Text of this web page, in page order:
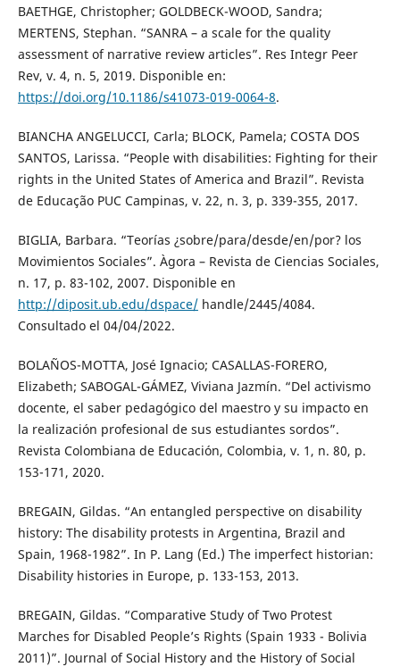
BAETHGE, Christopher; GOLDBECK-WOOD, Sandra;
MERTENS, Stephan. “SANRA – a scale for the quality
assessment of narrative review articles”. Res Integr Peer
Rev, v. 4, n. 5, 2019. Disponible en:
https://doi.org/10.1186/s41073-019-0064-8.
BIANCHA ANGELUCCI, Carla; BLOCK, Pamela; COSTA DOS
SANTOS, Larissa. “People with disabilities: Fighting for their
rights in the United States of America and Brazil”. Revista
de Educação PUC Campinas, v. 22, n. 3, p. 339-355, 2017.
BIGLIA, Barbara. “Teorías ¿sobre/para/desde/en/por? los
Movimientos Sociales”. Àgora – Revista de Ciencias Sociales,
n. 17, p. 83-102, 2007. Disponible en
http://diposit.ub.edu/dspace/handle/2445/4084.
Consultado el 04/04/2022.
BOLAÑOS-MOTTA, José Ignacio; CASALLAS-FORERO,
Elizabeth; SABOGAL-GÁMEZ, Viviana Jazmín. “Del activismo
docente, el saber pedagógico del maestro y su impacto en
la realización profesional de sus estudiantes sordos”.
Revista Colombiana de Educación, Colombia, v. 1, n. 80, p.
153-171, 2020.
BREGAIN, Gildas. “An entangled perspective on disability
history: The disability protests in Argentina, Brazil and
Spain, 1968-1982”. In P. Lang (Ed.) The imperfect historian:
Disability histories in Europe, p. 133-153, 2013.
BREGAIN, Gildas. “Comparative Study of Two Protest
Marches for Disabled People’s Rights (Spain 1933 - Bolivia
2011)”. Journal of Social History and the History of Social